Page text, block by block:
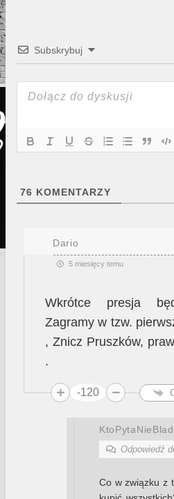
Subskrybuj
76 KOMENTARZY
Dario
5 miesięcy temu
Wkrótce presja
Zagramy w tzw.
, Znicz Pruszków,
.
-120
Odpowiedź
Co w związku z